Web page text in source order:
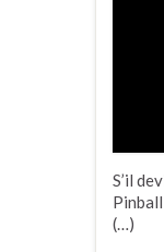
S’il
(…)